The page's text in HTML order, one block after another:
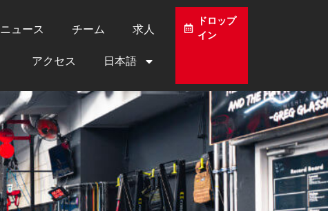
ニュース チーム 求人
アクセス 日本語
ドロップ
イン